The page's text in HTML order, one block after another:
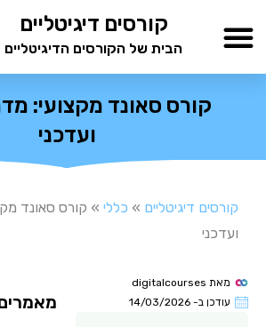
לתוכן
קורסים דיגיטליים
הבית של הקורסים הדיגיטליים
קורס סאונד מקצועי:
ועדכני
קורסים דיגיטליים » כללי » קורס סאונד
ועדכני
מאת
עודכן ב- 14/03/2026
מאמרים